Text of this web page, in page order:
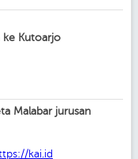
ke Kutoarjo
Malabar jurusan
kai.id